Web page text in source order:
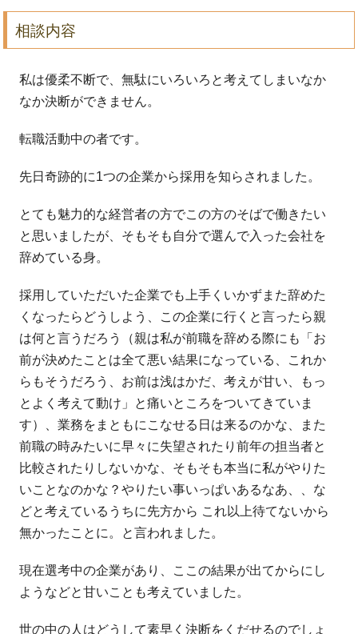
相談内容
私は優柔不断で、無駄にいろいろと考えてしまいなか
なか決断ができません。
転職活動中の者です。
先日奇跡的に1つの企業から採用を知らされました。
とても魅力的な経営者の方でこの方のそばで働きたい
と思いましたが、 そもそも自分で選んで入った会社を
辞めている身。
採用していただいた企業でも上手くいかずまた辞めた
くなったらどうしよう、 この企業に行くと言ったら親
は何と言うだろう（親は私が前職を辞める際にも「お
前が決めたことは全て悪い結果になっている、これか
らもそうだろう、お前は浅はかだ、考えが甘い、もっ
とよく考え て動け」と痛いところをついてきていま
す）、業務をまともにこなせる日は来るのかな、また
前職の時みたいに早々に失望されたり前年の担当者と
比較されたりしないかな、 そもそも本当に私がやりた
いことなのかな？やりたい事いっぱいあるなあ、、な
どと考えているうちに先方から これ以上待てないから
無かったことに。と言われました。
現在選考中の企業があり、ここの結果が出てからにし
ようなどと甘いことも考えていました。
世の中の人はどうして素早く決断をくだせるのでしょ